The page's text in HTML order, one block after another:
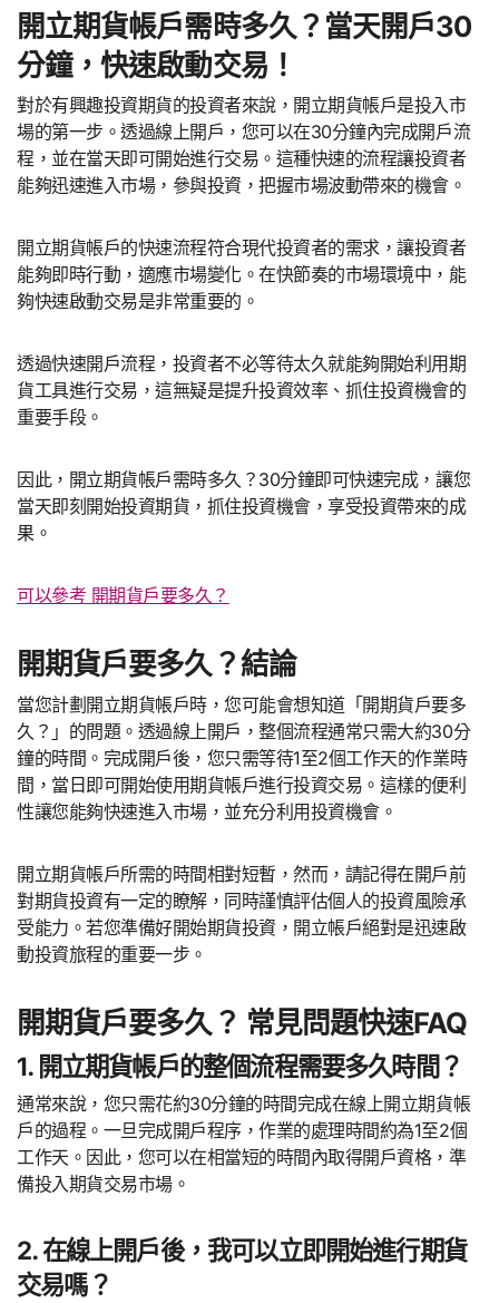
開立期貨帳戶需時多久？當天開戶30
分鐘，快速啟動交易！
對於有興趣投資期貨的投資者來說，開立期貨帳戶是投入市
場的第一步。透過線上開戶，您可以在30分鐘內完成開戶流
程，並在當天即可開始進行交易。這種快速的流程讓投資者
能夠迅速進入市場，參與投資，把握市場波動帶來的機會。
開立期貨帳戶的快速流程符合現代投資者的需求，讓投資者
能夠即時行動，適應市場變化。在快節奏的市場環境中，能
夠快速啟動交易是非常重要的。
透過快速開戶流程，投資者不必等待太久就能夠開始利用期
貨工具進行交易，這無疑是提升投資效率、抓住投資機會的
重要手段。
因此，開立期貨帳戶需時多久？30分鐘即可快速完成，讓您
當天即刻開始投資期貨，抓住投資機會，享受投資帶來的成
果。
可以參考 開期貨戶要多久？
開期貨戶要多久？結論
當您計劃開立期貨帳戶時，您可能會想知道「開期貨戶要多
久？」的問題。透過線上開戶，整個流程通常只需大約30分
鐘的時間。完成開戶後，您只需等待1至2個工作天的作業時
間，當日即可開始使用期貨帳戶進行投資交易。這樣的便利
性讓您能夠快速進入市場，並充分利用投資機會。
開立期貨帳戶所需的時間相對短暫，然而，請記得在開戶前
對期貨投資有一定的瞭解，同時謹慎評估個人的投資風險承
受能力。若您準備好開始期貨投資，開立帳戶絕對是迅速啟
動投資旅程的重要一步。
開期貨戶要多久？ 常見問題快速FAQ
1. 開立期貨帳戶的整個流程需要多久時間？
通常來說，您只需花約30分鐘的時間完成在線上開立期貨帳
戶的過程。一旦完成開戶程序，作業的處理時間約為1至2個
工作天。因此，您可以在相當短的時間內取得開戶資格，準
備投入期貨交易市場。
2. 在線上開戶後，我可以立即開始進行期貨
交易嗎？